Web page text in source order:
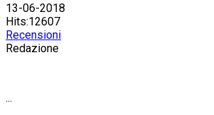
13-06-2018
Hits:12607
Recensioni
Redazione
...